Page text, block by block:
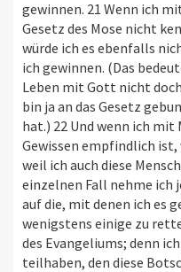
gewinnen. 21 Wenn ich
Gesetz des Mose nicht
würde ich es ebenfalls
ich gewinnen. (Das
Leben mit Gott nicht
bin ja an das Gesetz
hat.) 22 Und wenn ich mit
Gewissen empfindlich
weil ich auch diese
einzelnen Fall nehme ich
auf die, mit denen ich es
wenigstens einige zu
des Evangeliums; denn
teilhaben, den diese